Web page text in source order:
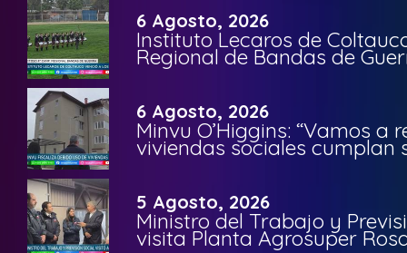
6 Agosto, 2026
Instituto Lecaros de
Regional de Bandas de
6 Agosto, 2026
Minvu O’Higgins: “Vamos a
viviendas sociales cumplan
5 Agosto, 2026
Ministro del Trabajo y
visita Planta Agrosuper